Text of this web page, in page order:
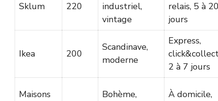
Sklum 220
industriel,
vintage
relais, 5 à
jours
Ikea 200
Scandinave,
moderne
Express,
2 à 7 jours
Maisons
Bohème,
À domicile,